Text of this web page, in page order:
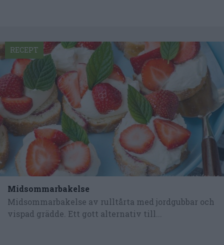
Midsommarbakelse
Midsommarbakelse av rulltårta med jordgubbar och
vispad grädde. Ett gott alternativ till...
RECEPT